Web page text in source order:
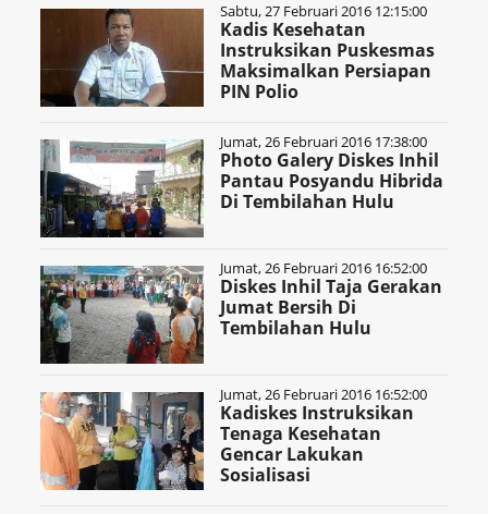
Sabtu, 27 Februari 2016 12:15:00
Kadis Kesehatan
Instruksikan Puskesmas
Maksimalkan Persiapan
PIN Polio
Jumat, 26 Februari 2016 17:38:00
Photo Galery Diskes Inhil
Pantau Posyandu Hibrida
Di Tembilahan Hulu
Jumat, 26 Februari 2016 16:52:00
Diskes Inhil Taja Gerakan
Jumat Bersih Di
Tembilahan Hulu
Jumat, 26 Februari 2016 16:52:00
Kadiskes Instruksikan
Tenaga Kesehatan
Gencar Lakukan
Sosialisasi